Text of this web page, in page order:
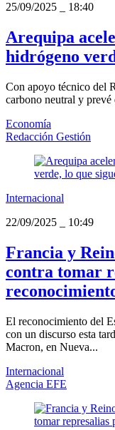
25/09/2025
18:40
Arequipa
hidrógeno
Con apoyo técnico del
carbono neutral y prevé
Economía
Redacción Gestión
Internacional
22/09/2025
10:49
Francia y
contra tomar
El reconocimiento del
con un discurso esta
Macron, en Nueva...
Internacional
Agencia EFE